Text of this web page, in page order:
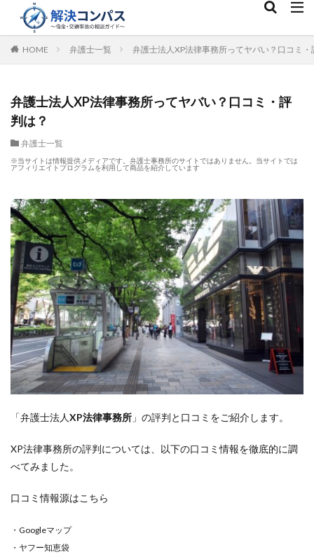
HOME 弁護士一覧 弁護士法人XP法律事務所ってヤバい？口コミ・
弁護士法人XP法律事務所ってヤバい？口コミ・評
判は？
弁護士一覧
※当サイトは情報提供メディアです。弁護士事務所のサイトではありません。当サイトでは
アフィリエイトプログラムを利用して商品を紹介しています
「弁護士法人XP法律事務所 」の評判と口コミをご紹介します。
XP法律事務所の評判については、以下の口コミ情報を徹底的に調
べてみました。
口コミ情報源はこちら
・Googleマップ
・ヤフー知恵袋